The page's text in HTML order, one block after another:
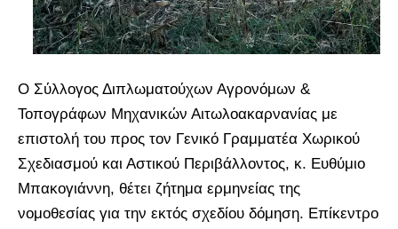
Ο Σύλλογος Διπλωματούχων Αγρονόμων &
Τοπογράφων Μηχανικών Αιτωλοακαρνανίας με
επιστολή του προς τον Γενικό Γραμματέα Χωρικού
Σχεδιασμού και Αστικού Περιβάλλοντος, κ. Ευθύμιο
Μπακογιάννη, θέτει ζήτημα ερμηνείας της
νομοθεσίας για την εκτός σχεδίου δόμηση. Επίκεντρο